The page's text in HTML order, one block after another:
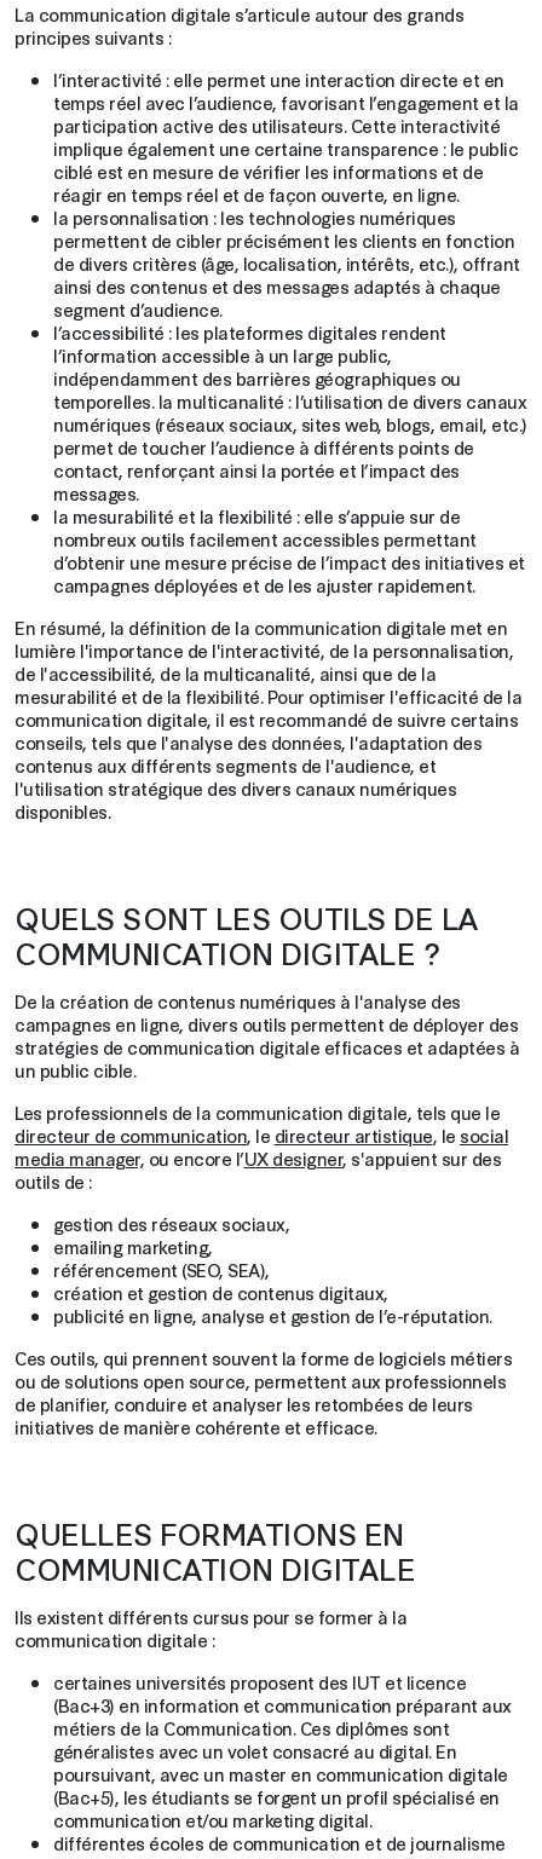
La communication digitale s’articule autour des grands
principes suivants :
l’interactivité : elle permet une interaction directe et en
temps réel avec l’audience, favorisant l’engagement et la
participation active des utilisateurs. Cette interactivité
implique également une certaine transparence : le public
ciblé est en mesure de vérifier les informations et de
réagir en temps réel et de façon ouverte, en ligne.
la personnalisation : les technologies numériques
permettent de cibler précisément les clients en fonction
de divers critères (âge, localisation, intérêts, etc.), offrant
ainsi des contenus et des messages adaptés à chaque
segment d’audience.
l’accessibilité : les plateformes digitales rendent
l’information accessible à un large public,
indépendamment des barrières géographiques ou
temporelles. la multicanalité : l’utilisation de divers canaux
numériques (réseaux sociaux, sites web, blogs, email, etc.)
permet de toucher l’audience à différents points de
contact, renforçant ainsi la portée et l’impact des
messages.
la mesurabilité et la flexibilité : elle s’appuie sur de
nombreux outils facilement accessibles permettant
d’obtenir une mesure précise de l’impact des initiatives et
campagnes déployées et de les ajuster rapidement.
En résumé, la définition de la communication digitale met en
lumière l'importance de l'interactivité, de la personnalisation,
de l'accessibilité, de la multicanalité, ainsi que de la
mesurabilité et de la flexibilité. Pour optimiser l'efficacité de la
communication digitale, il est recommandé de suivre certains
conseils, tels que l'analyse des données, l'adaptation des
contenus aux différents segments de l'audience, et
l'utilisation stratégique des divers canaux numériques
disponibles.
QUELS SONT LES OUTILS DE LA
COMMUNICATION DIGITALE ?
De la création de contenus numériques à l'analyse des
campagnes en ligne, divers outils permettent de déployer des
stratégies de communication digitale efficaces et adaptées à
un public cible.
Les professionnels de la communication digitale, tels que le
directeur de communication, le directeur artistique, le social
media manager, ou encore l’UX designer, s'appuient sur des
outils de :
gestion des réseaux sociaux,
emailing marketing,
référencement (SEO, SEA),
création et gestion de contenus digitaux,
publicité en ligne, analyse et gestion de l’e-réputation.
Ces outils, qui prennent souvent la forme de logiciels métiers
ou de solutions open source, permettent aux professionnels
de planifier, conduire et analyser les retombées de leurs
initiatives de manière cohérente et efficace.
QUELLES FORMATIONS EN
COMMUNICATION DIGITALE
Ils existent différents cursus pour se former à la
communication digitale :
certaines universités proposent des IUT et licence
(Bac+3) en information et communication préparant aux
métiers de la Communication. Ces diplômes sont
généralistes avec un volet consacré au digital. En
poursuivant, avec un master en communication digitale
(Bac+5), les étudiants se forgent un profil spécialisé en
communication et/ou marketing digital.
différentes écoles de communication et de journalisme